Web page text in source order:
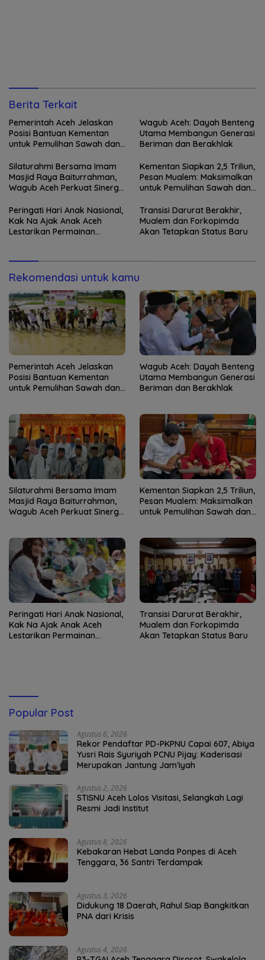
Berita Terkait
Pemerintah Aceh Jelaskan
Posisi Bantuan Kementan
untuk Pemulihan Sawah dan
Wagub Aceh: Dayah Benteng
Utama Membangun Generasi
Beriman dan Berakhlak
Silaturahmi Bersama Imam
Masjid Raya Baiturrahman,
Wagub Aceh Perkuat Sinergi
Kementan Siapkan 2,5 Triliun,
Pesan Mualem: Maksimalkan
untuk Pemulihan Sawah dan
Peringati Hari Anak Nasional,
Kak Na Ajak Anak Aceh
Lestarikan Permainan
Transisi Darurat Berakhir,
Mualem dan Forkopimda
Akan Tetapkan Status Baru
Rekomendasi untuk kamu
Pemerintah Aceh Jelaskan
Posisi Bantuan Kementan
untuk Pemulihan Sawah dan
Wagub Aceh: Dayah Benteng
Utama Membangun Generasi
Beriman dan Berakhlak
Silaturahmi Bersama Imam
Masjid Raya Baiturrahman,
Wagub Aceh Perkuat Sinergi
Kementan Siapkan 2,5 Triliun,
Pesan Mualem: Maksimalkan
untuk Pemulihan Sawah dan
Peringati Hari Anak Nasional,
Kak Na Ajak Anak Aceh
Lestarikan Permainan
Transisi Darurat Berakhir,
Mualem dan Forkopimda
Akan Tetapkan Status Baru
Popular Post
Agustus 6, 2026
Rekor Pendaftar PD-PKPNU Capai 607, Abiya
Yusri Rais Syuriyah PCNU Pijay: Kaderisasi
Merupakan Jantung Jam’iyah
Agustus 2, 2026
STISNU Aceh Lolos Visitasi, Selangkah Lagi
Resmi Jadi Institut
Agustus 8, 2026
Kebakaran Hebat Landa Ponpes di Aceh
Tenggara, 36 Santri Terdampak
Agustus 3, 2026
Didukung 18 Daerah, Rahul Siap Bangkitkan
PNA dari Krisis
Agustus 4, 2026